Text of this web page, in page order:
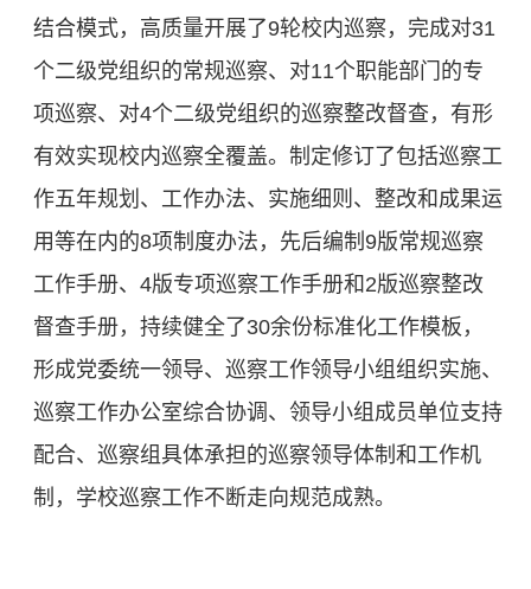
结合模式，高质量开展了9轮校内巡察，完成对31
个二级党组织的常规巡察、对11个职能部门的专
项巡察、对4个二级党组织的巡察整改督查，有形
有效实现校内巡察全覆盖。制定修订了包括巡察工
作五年规划、工作办法、实施细则、整改和成果运
用等在内的8项制度办法，先后编制9版常规巡察
工作手册、4版专项巡察工作手册和2版巡察整改
督查手册，持续健全了30余份标准化工作模板，
形成党委统一领导、巡察工作领导小组组织实施、
巡察工作办公室综合协调、领导小组成员单位支持
配合、巡察组具体承担的巡察领导体制和工作机
制，学校巡察工作不断走向规范成熟。